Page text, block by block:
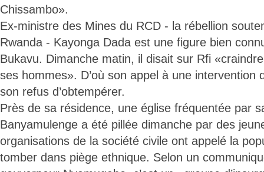
Chissambo».
Ex-ministre des Mines du RCD - la rébellion
Rwanda - Kayonga Dada est une figure bien
Bukavu. Dimanche matin, il disait sur Rfi
ses hommes». D’où son appel à une intervention
son refus d’obtempérer.
Près de sa résidence, une église fréquentée par
Banyamulenge a été pillée dimanche par des
organisations de la société civile ont appelé la
tomber dans piège ethnique. Selon un